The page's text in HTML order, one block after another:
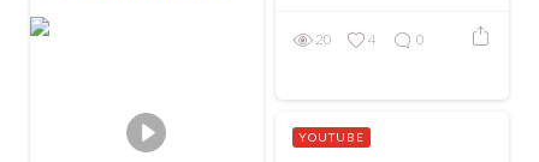
20 4 0
YOUTUBE